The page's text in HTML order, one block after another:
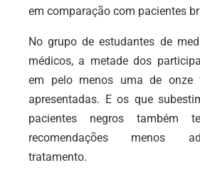
em comparação com pacientes
No grupo de estudantes de
médicos, a metade dos
em pelo menos uma de onze
apresentadas. E os que
pacientes negros também
recomendações menos
tratamento.